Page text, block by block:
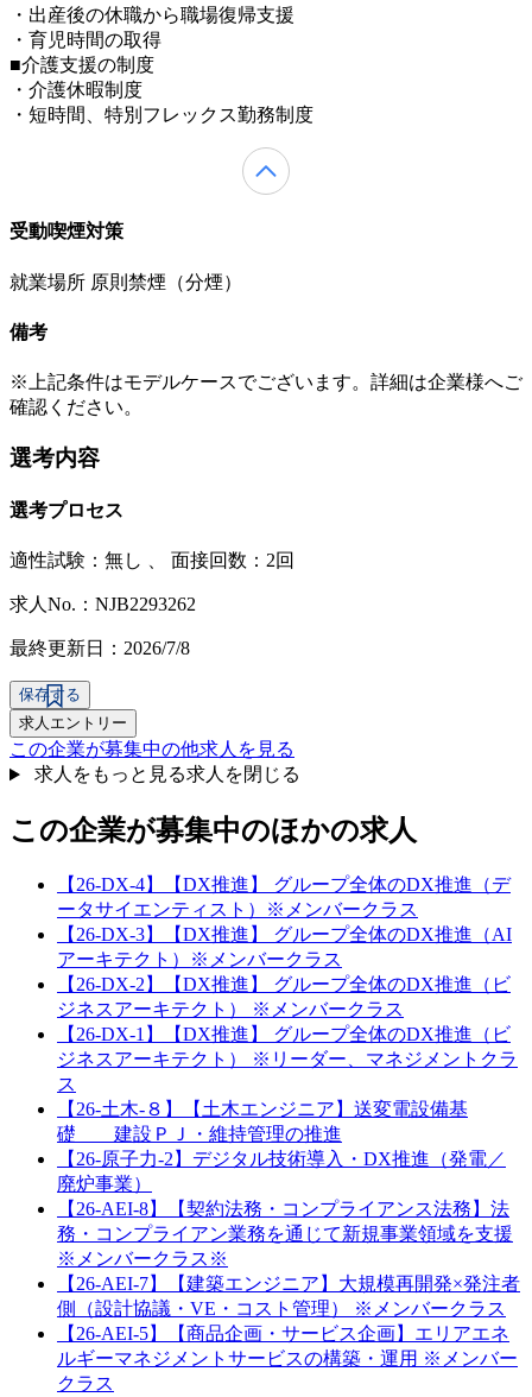
・出産後の休職から職場復帰支援
・育児時間の取得
■介護支援の制度
・介護休暇制度
・短時間、特別フレックス勤務制度
受動喫煙対策
就業場所 原則禁煙（分煙）
備考
※上記条件はモデルケースでございます。詳細は企業様へご
確認ください。
選考内容
選考プロセス
適性試験： 無し 面接回数：2回
求人No.：NJB2293262
最終更新日：2026/7/8
保存する
求人エントリー
この企業が募集中の他求人を見る
求人をもっと見る求人を閉じる
この企業が募集中のほかの求人
【26-DX-4】【DX推進】 グループ全体のDX推進（デ
ータサイエンティスト）※メンバークラス
【26-DX-3】【DX推進】 グループ全体のDX推進（AI
アーキテクト）※メンバークラス
【26-DX-2】【DX推進】 グループ全体のDX推進（ビ
ジネスアーキテクト） ※メンバークラス
【26-DX-1】【DX推進】 グループ全体のDX推進（ビ
ジネスアーキテクト） ※リーダー、マネジメントクラ
ス
【26-土木-８】【土木エンジニア】送変電設備基
礎 建設ＰＪ・維持管理の推進
【26-原子力-2】デジタル技術導入・DX推進（発電／
廃炉事業）
【26-AEI-8】【契約法務・コンプライアンス法務】法
務・コンプライアン業務を通じて新規事業領域を支援
※メンバークラス※
【26-AEI-7】【建築エンジニア】大規模再開発×発注者
側（設計協議・VE・コスト管理） ※メンバークラス
【26-AEI-5】【商品企画・サービス企画】エリアエネ
ルギーマネジメントサービスの構築・運用 ※メンバー
クラス